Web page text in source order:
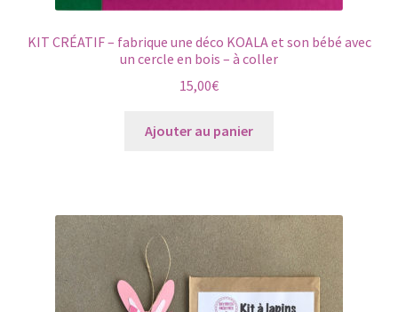
KIT CRÉATIF – fabrique une déco KOALA et son bébé avec
un cercle en bois – à coller
15,00€
Ajouter au panier